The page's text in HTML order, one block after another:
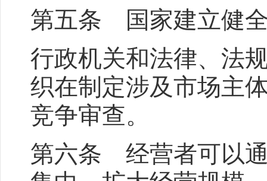
第五条 国家建立健
行政机关和法律、法
织在制定涉及市场主
竞争审查。
第六条 经营者可以